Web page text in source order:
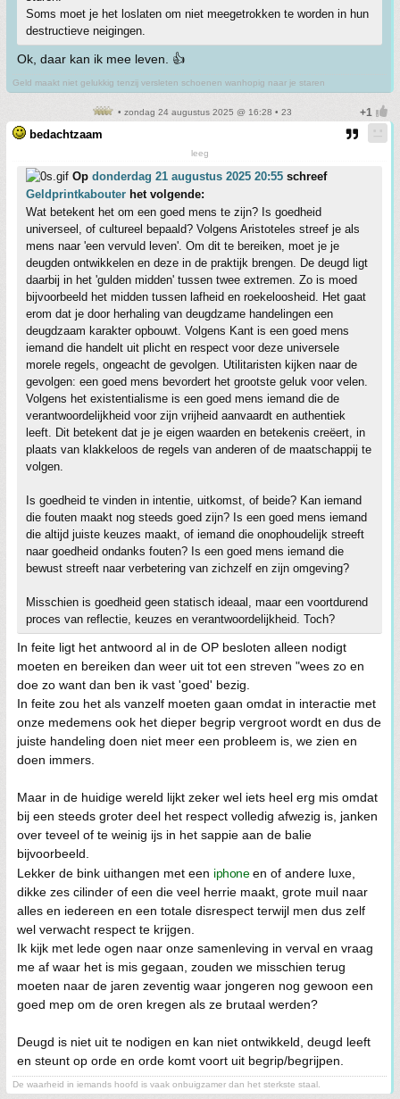
Soms moet je het loslaten om niet meegetrokken te worden in hun
destructieve neigingen.
Ok, daar kan ik mee leven. 👍
Geld maakt niet gelukkig tenzij versleten schoenen wanhopig naar je staren
• zondag 24 augustus 2025 @ 16:28 • 23
bedachtzaam
leeg
Op donderdag 21 augustus 2025 20:55 schreef
Geldprintkabouter het volgende:
Wat betekent het om een goed mens te zijn? Is goedheid
universeel, of cultureel bepaald? Volgens Aristoteles streef je als
mens naar 'een vervuld leven'. Om dit te bereiken, moet je je
deugden ontwikkelen en deze in de praktijk brengen. De deugd ligt
daarbij in het 'gulden midden' tussen twee extremen. Zo is moed
bijvoorbeeld het midden tussen lafheid en roekeloosheid. Het gaat
erom dat je door herhaling van deugdzame handelingen een
deugdzaam karakter opbouwt. Volgens Kant is een goed mens
iemand die handelt uit plicht en respect voor deze universele
morele regels, ongeacht de gevolgen. Utilitaristen kijken naar de
gevolgen: een goed mens bevordert het grootste geluk voor velen.
Volgens het existentialisme is een goed mens iemand die de
verantwoordelijkheid voor zijn vrijheid aanvaardt en authentiek
leeft. Dit betekent dat je je eigen waarden en betekenis creëert, in
plaats van klakkeloos de regels van anderen of de maatschappij te
volgen.
Is goedheid te vinden in intentie, uitkomst, of beide? Kan iemand
die fouten maakt nog steeds goed zijn? Is een goed mens iemand
die altijd juiste keuzes maakt, of iemand die onophoudelijk streeft
naar goedheid ondanks fouten? Is een goed mens iemand die
bewust streeft naar verbetering van zichzelf en zijn omgeving?
Misschien is goedheid geen statisch ideaal, maar een voortdurend
proces van reflectie, keuzes en verantwoordelijkheid. Toch?
In feite ligt het antwoord al in de OP besloten alleen nodigt
moeten en bereiken dan weer uit tot een streven "wees zo en
doe zo want dan ben ik vast 'goed' bezig.
In feite zou het als vanzelf moeten gaan omdat in interactie met
onze medemens ook het dieper begrip vergroot wordt en dus de
juiste handeling doen niet meer een probleem is, we zien en
doen immers.
Maar in de huidige wereld lijkt zeker wel iets heel erg mis omdat
bij een steeds groter deel het respect volledig afwezig is, janken
over teveel of te weinig ijs in het sappie aan de balie
bijvoorbeeld.
Lekker de bink uithangen met een iphoneen of andere luxe,
dikke zes cilinder of een die veel herrie maakt, grote muil naar
alles en iedereen en een totale disrespect terwijl men dus zelf
wel verwacht respect te krijgen.
Ik kijk met lede ogen naar onze samenleving in verval en vraag
me af waar het is mis gegaan, zouden we misschien terug
moeten naar de jaren zeventig waar jongeren nog gewoon een
goed mep om de oren kregen als ze brutaal werden?
Deugd is niet uit te nodigen en kan niet ontwikkeld, deugd leeft
en steunt op orde en orde komt voort uit begrip/begrijpen.
De waarheid in iemands hoofd is vaak onbuigzamer dan het sterkste staal.